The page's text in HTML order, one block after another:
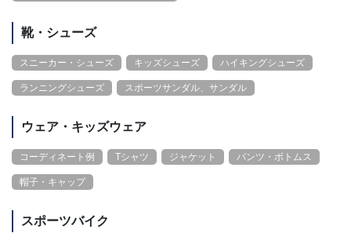
靴・シューズ
スニーカー・シューズ キッズシューズ ハイキングシューズ
ランニングシューズ スポーツサンダル、サンダル
ウェア・キッズウェア
コーディネート例 Tシャツ ジャケット パンツ・ボトムス
帽子・キャップ
スポーツバイク